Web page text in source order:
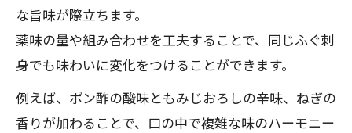
な旨味が際立ちます。
薬味の量や組み合わせを工夫することで、同じふぐ刺
身でも味わいに変化をつけることができます。
例えば、ポン酢の酸味ともみじおろしの辛味、ねぎの
香りが加わることで、口の中で複雑な味のハーモニー